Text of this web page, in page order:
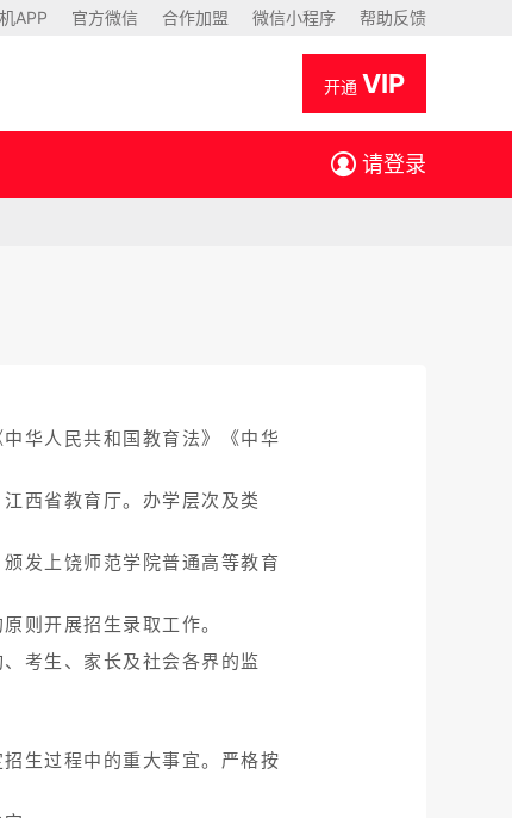
APP 官方微信 合作加盟 微信小程序 帮助反馈
开通 VIP
请登录
华人民共和国教育法》《中华
西省教育厅。办学层次及类
发上饶师范学院普通高等教育
则开展招生录取工作。
考生、家长及社会各界的监
生过程中的重大事宜。严格按